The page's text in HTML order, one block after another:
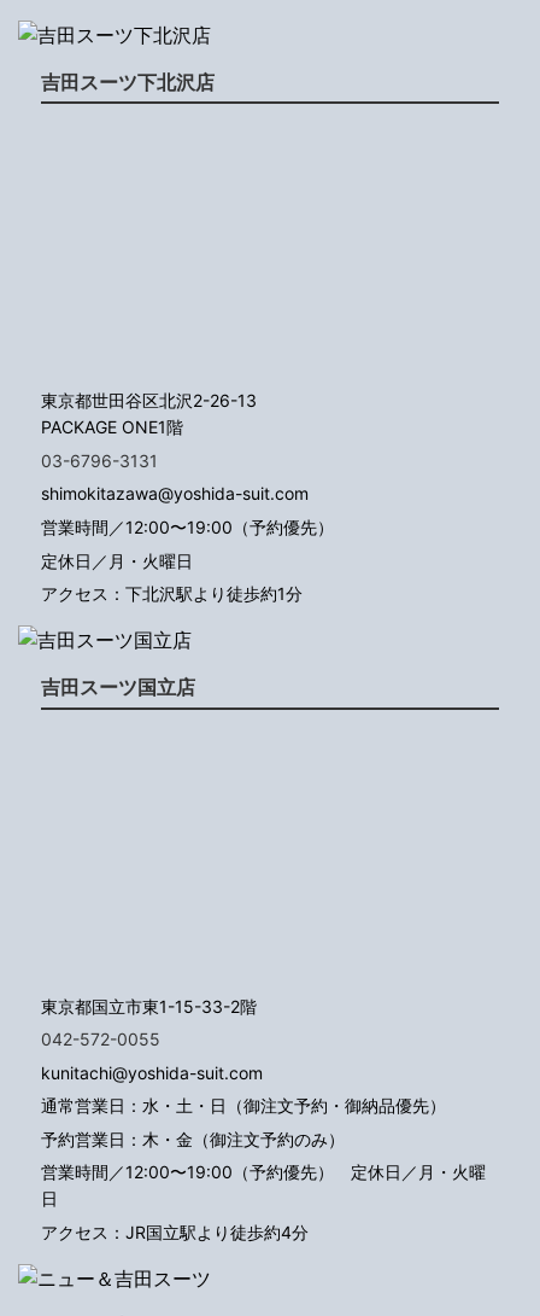
吉田スーツ下北沢店
東京都世田谷区北沢2-26-13
PACKAGE ONE1階
03-6796-3131
shimokitazawa@yoshida-suit.com
営業時間／12:00〜19:00（予約優先）
定休日／月・火曜日
アクセス：下北沢駅より徒歩約1分
吉田スーツ国立店
東京都国立市東1-15-33-2階
042-572-0055
kunitachi@yoshida-suit.com
通常営業日：水・土・日（御注文予約・御納品優先）
予約営業日：木・金（御注文予約のみ）
営業時間／12:00〜19:00（予約優先） 定休日／月・火曜
日
アクセス：JR国立駅より徒歩約4分